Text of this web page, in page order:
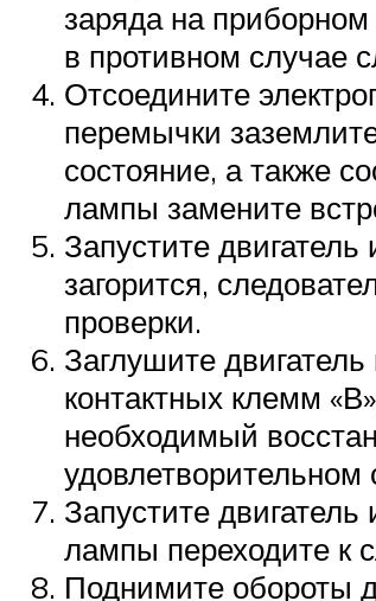
заряда на
в противном случае
Отсоедините
перемычки
состояние, а также
лампы замените
Запустите
загорится,
проверки.
Заглушите
контактных клемм
необходимый
удовлетворительном
Запустите
лампы переходите к
Поднимите обороты